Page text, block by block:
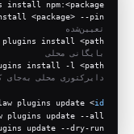
install npm:<package>
<package> --pin
تعیین‌شده
plugins install <path>
بایگانی محلی
install -l <path>
دایرکتوری محلی به‌جای کپی‌کردن
plugins update <id
plugins update --all
update --dry-run